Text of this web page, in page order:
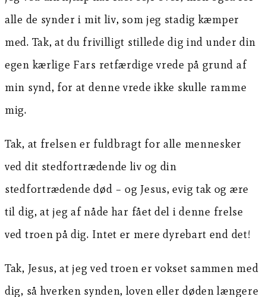
alle de synder i mit liv, som jeg stadig kæmper
med. Tak, at du frivilligt stillede dig ind under din
egen kærlige Fars retfærdige vrede på grund af
min synd, for at denne vrede ikke skulle ramme
mig.
Tak, at frelsen er fuldbragt for alle mennesker
ved dit stedfortrædende liv og din
stedfortrædende død – og Jesus, evig tak og ære
til dig, at jeg af nåde har fået del i denne frelse
ved troen på dig. Intet er mere dyrebart end det!
Tak, Jesus, at jeg ved troen er vokset sammen med
dig, så hverken synden, loven eller døden længere